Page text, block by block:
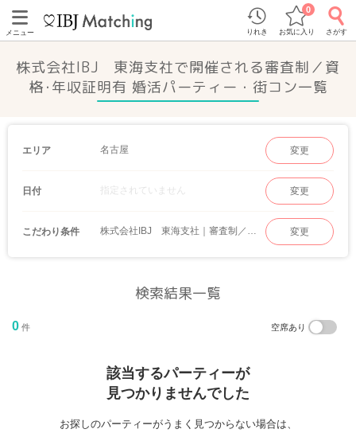
メニュー りれき お気に入り
0
さがす
株式会社IBJ 東海支社で開催される審査制／資
格･年収証明有 婚活パーティー・街コン一覧
エリア 名古屋 変更
日付 指定されていません 変更
こだわり条件 株式会社IBJ 東海支社｜審査制／資格･年収証明有 変更
検索結果一覧
0 件 空席あり
該当するパーティーが
見つかりませんでした
お探しのパーティーがうまく見つからない場合は、